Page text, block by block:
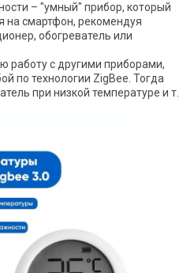
– "умный" прибор, который
на смартфон, рекомендуя
обогреватель или
работу с другими приборами,
по технологии ZigBee. Тогда
при низкой температуре и т.